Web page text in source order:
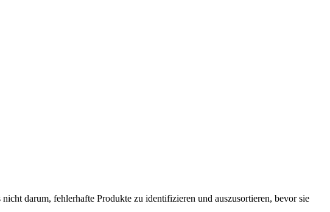
darum, fehlerhafte Produkte zu identifizieren und auszusortieren, bevor sie